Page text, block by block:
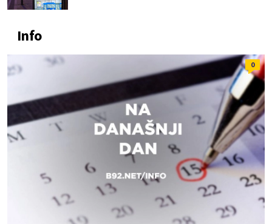
Info
0